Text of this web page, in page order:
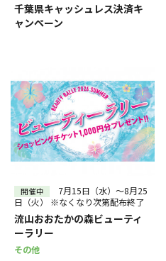
千葉県キャッシュレス決済キ
ャンペーン
開催中
7月15日（水）～8月25
日（火） ※なくなり次第配布終了
流山おおたかの森ビューティ
ーラリー
その他